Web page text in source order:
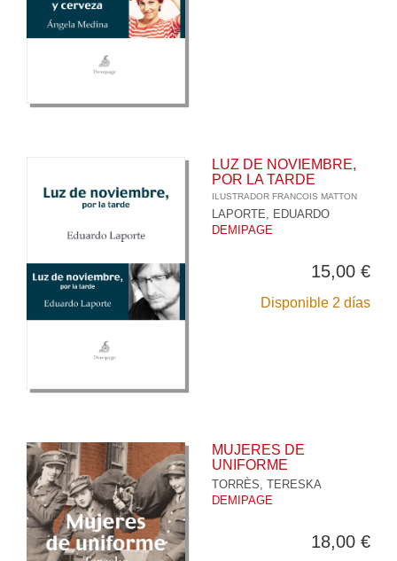
LUZ DE NOVIEMBRE,
POR LA TARDE
ILUSTRADOR FRANCOIS MATTON
LAPORTE, EDUARDO
DEMIPAGE
15,00 €
Disponible 2 días
MUJERES DE
UNIFORME
TORRÈS, TERESKA
DEMIPAGE
18,00 €